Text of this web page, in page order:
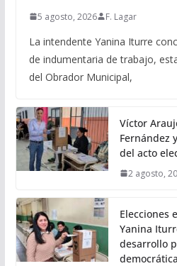
5 agosto, 2026 F. Lagar
La intendente Yanina Iturre
de indumentaria de trabajo,
del Obrador Municipal,
Víctor
Fernández
del acto
2 agosto,
Elecciones
Yanina
desarrollo
democrática